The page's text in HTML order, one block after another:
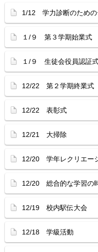
1/12 学力診断のための
１/９ 第３学期始業式
１/９ 生徒会役員認証
12/22 第２学期終業式
12/22 表彰式
12/21 大掃除
12/20 学年レクリエー
12/20 総合的な学習の
12/19 校内駅伝大会
12/18 学級活動